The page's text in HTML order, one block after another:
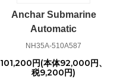
Anchar Submarine
Automatic
NH35A-510A587
101,200円(本体92,000円、
税9,200円)